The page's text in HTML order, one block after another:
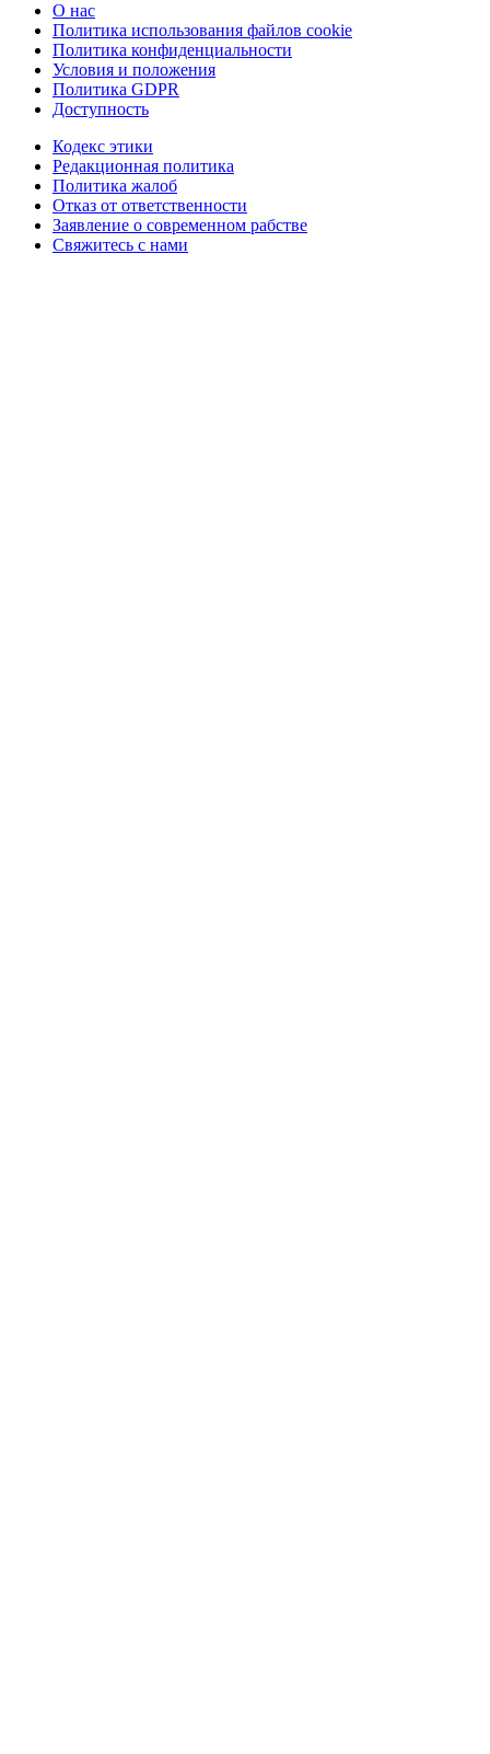
О нас
Политика использования файлов cookie
Политика конфиденциальности
Условия и положения
Политика GDPR
Доступность
Кодекс этики
Редакционная политика
Политика жалоб
Отказ от ответственности
Заявление о современном рабстве
Свяжитесь с нами